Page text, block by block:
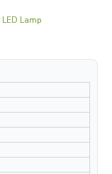
LED Lamp